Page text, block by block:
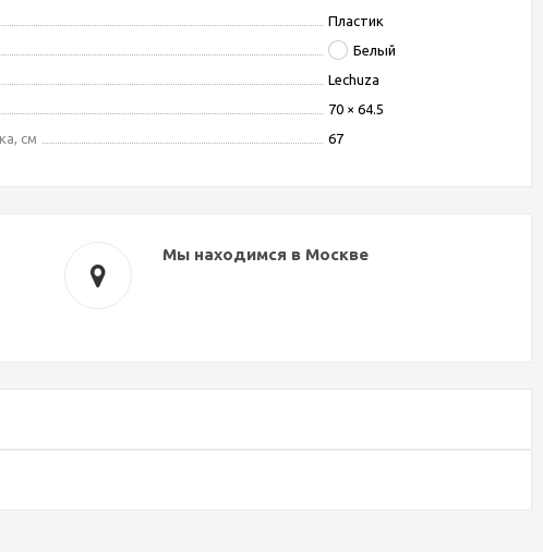
Пластик
Белый
Lechuza
70 × 64.5
см
67
Мы находимся в Москве